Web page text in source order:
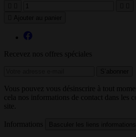
Recevez nos offres spéciales
Vous pouvez vous désinscrire à tout
cela nos informations de contact dans les
site.
Informations